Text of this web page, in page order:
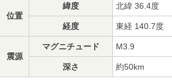
位置
緯度 北緯 36.4度
経度 東経 140.7度
震源
マグニチュード M3.9
深さ 約50km